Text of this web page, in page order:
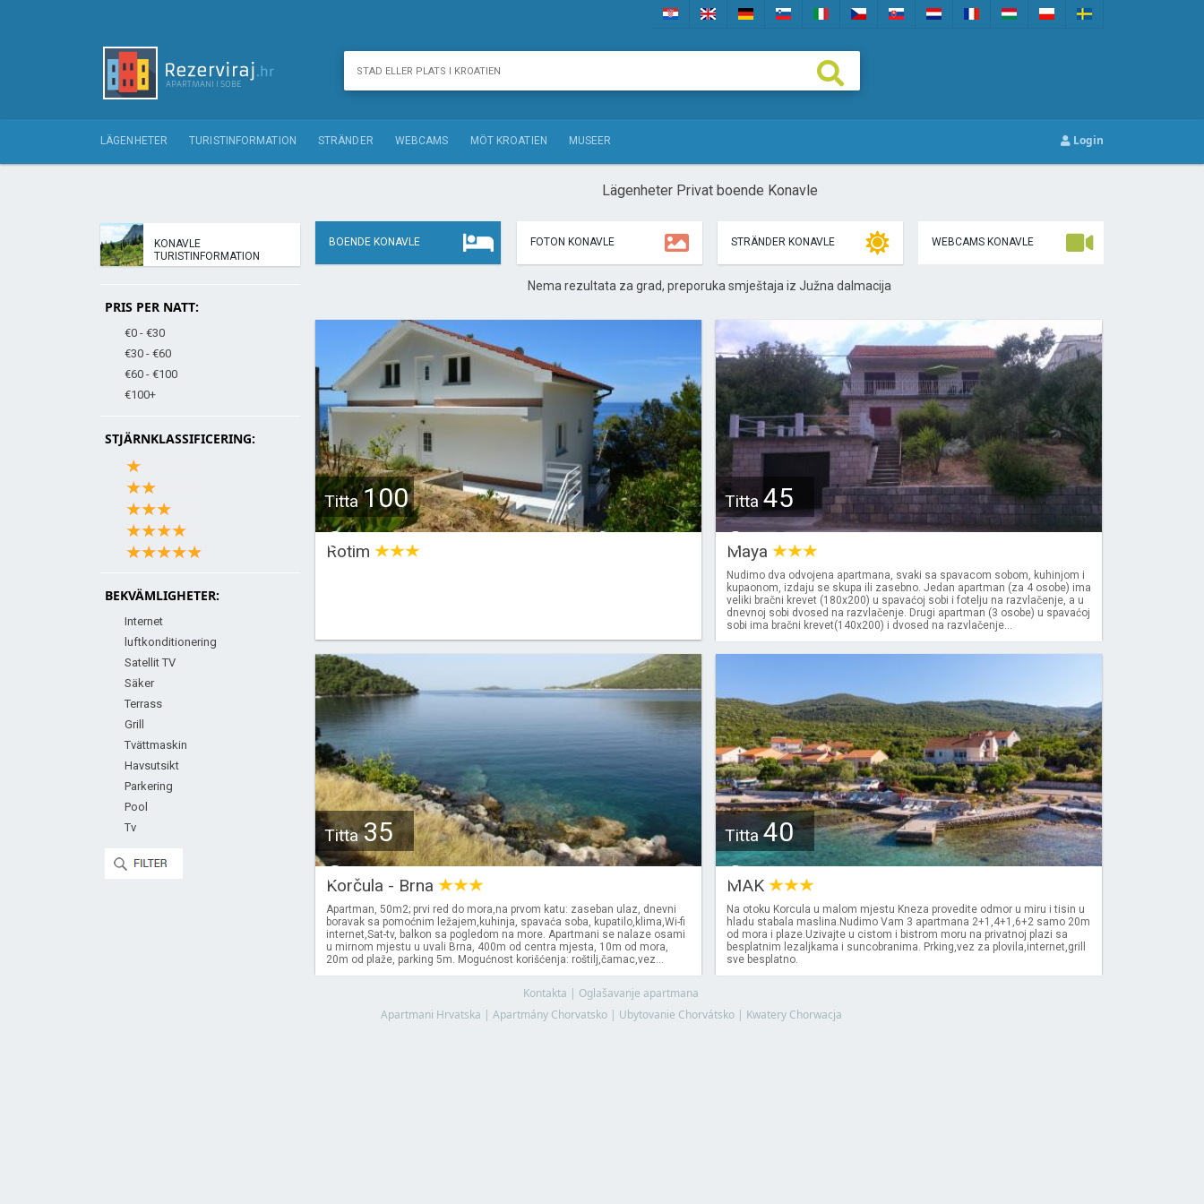
LÄGENHETER TURISTINFORMATION STRÄNDER WEBCAMS MÖT KROATIEN MUSEER Login
KONAVLE
TURISTINFORMATION
PRIS PER NATT:
€0 - €30
€30 - €60
€60 - €100
€100+
STJÄRNKLASSIFICERING:
BEKVÄMLIGHETER:
Internet
luftkonditionering
Satellit TV
Säker
Terrass
Grill
Tvättmaskin
Havsutsikt
Parkering
Pool
Tv
Lägenheter Privat boende Konavle
BOENDE KONAVLE FOTON KONAVLE STRÄNDER KONAVLE WEBCAMS KONAVLE
Nema rezultata za grad, preporuka smještaja iz Južna dalmacija
Titta100
€
Rotim
Titta 45
€
Maya
Nudimo dva odvojena apartmana, svaki sa spavacom sobom, kuhinjom i
kupaonom, izdaju se skupa ili zasebno. Jedan apartman (za 4 osobe) ima
veliki bračni krevet (180x200) u spavaćoj sobi i fotelju na razvlačenje, a u
dnevnoj sobi dvosed na razvlačenje. Drugi apartman (3 osobe) u spavaćoj
sobi ima bračni krevet(140x200) i dvosed na razvlačenje...
Titta35
€
Korčula - Brna
Apartman, 50m2; prvi red do mora,na prvom katu: zaseban ulaz, dnevni
boravak sa pomoćnim ležajem,kuhinja, spavaća soba, kupatilo,klima,Wi-fi
internet,Sat-tv, balkon sa pogledom na more. Apartmani se nalaze osami
u mirnom mjestu u uvali Brna, 400m od centra mjesta, 10m od mora,
20m od plaže, parking 5m. Mogućnost korišćenja: roštilj,čamac,vez...
Titta40
€
MAK
Na otoku Korcula u malom mjestu Kneza provedite odmor u miru i tisin u
hladu stabala maslina.Nudimo Vam 3 apartmana 2+1,4+1,6+2 samo 20m
od mora i plaze.Uzivajte u cistom i bistrom moru na privatnoj plazi sa
besplatnim lezaljkama i suncobranima. Prking,vez za plovila,internet,grill
sve besplatno.
Kontakta | Oglašavanje apartmana
Apartmani Hrvatska | Apartmány Chorvatsko| Ubytovanie Chorvátsko| Kwatery Chorwacja